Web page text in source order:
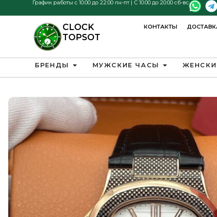
График работы с 10:00 до 22:00 пн-пт | С 10:00 до 20:00 сб-вс
CLOCK
TOPSOT
КОНТАКТЫ
БРЕНДЫ МУЖСКИЕ ЧАСЫ